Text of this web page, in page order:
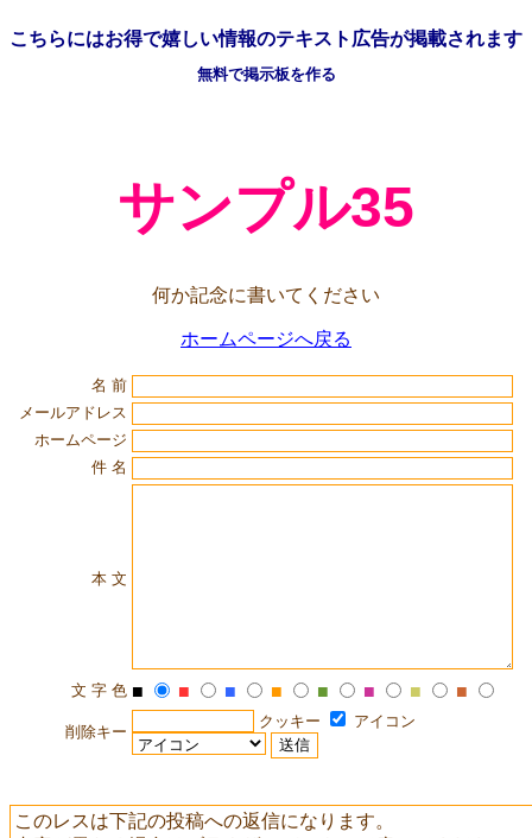
こちらにはお得で嬉しい情報のテキスト広告が掲載されます
無料で掲示板を作る
サンプル35
何か記念に書いてください
ホームページへ戻る
名 前
メールアドレス
ホームページ
件 名
本 文
文 字 色 ■ ■ ■ ■ ■ ■ ■ ■
削除キー
クッキー アイコン
このレスは下記の投稿への返信になります。